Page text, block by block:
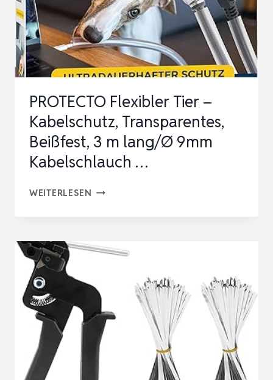
STARK,
HITZESCHUTZBAND
B…
PROTECTO Flexibler Tier –
Kabelschutz, Transparentes,
Beißfest, 3 m lang/Ø 9mm
Kabelschlauch …
WEITERLESEN PROTECTO
–
TRANSPARENTES,
BEISSFEST, 3
M
L
ANG/Ø
9